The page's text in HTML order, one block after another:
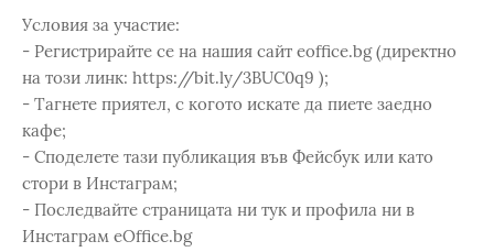
Условия за участие:
- Регистрирайте се на нашия сайт eoffice.bg (директно
на този линк: https://bit.ly/3BUC0q9 );
- Тагнете приятел, с когото искате да пиете заедно
кафе;
- Споделете тази публикация във Фейсбук или като
стори в Инстаграм;
- Последвайте страницата ни тук и профила ни в
Инстаграм eOffice.bg